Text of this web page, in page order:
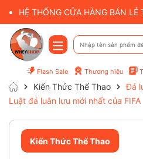
HỆ THỐNG CỬA HÀNG BÁN
Flash Sale Thương hiệu
Kiến Thức Thể Thao
Đá
Luật đá luân lưu mới nhất của FIFA
Kiến Thức Thể Thao